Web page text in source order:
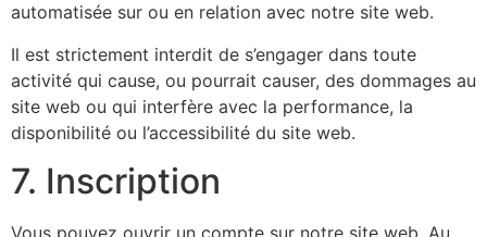
automatisée sur ou en relation avec notre site web.
Il est strictement interdit de s’engager dans toute
activité qui cause, ou pourrait causer, des dommages au
site web ou qui interfère avec la performance, la
disponibilité ou l’accessibilité du site web.
7. Inscription